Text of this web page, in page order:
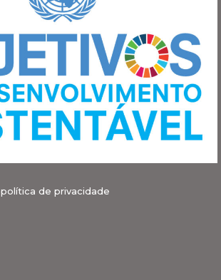
de privacidade